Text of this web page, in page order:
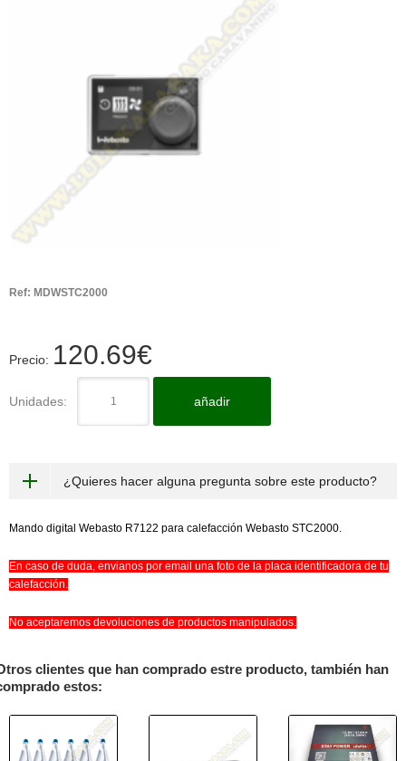
Ref: MDWSTC2000
Precio: 120.69€
Unidades: añadir
¿Quieres hacer alguna pregunta sobre este producto?
Mando digital Webasto R7122 para calefacción Webasto STC2000.
En caso de duda, envianos por email una foto de la placa identificadora de tu
calefacción.
No aceptaremos devoluciones de productos manipulados.
clientes que han comprado estre producto, también han
estos: